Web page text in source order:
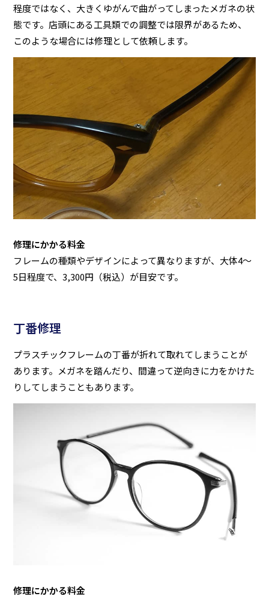
程度ではなく、大きくゆがんで曲がってしまったメガネの状
態です。店頭にある工具類での調整では限界があるため、
このような場合には修理として依頼します。
修理にかかる料金
フレームの種類やデザインによって異なりますが、大体4～
5日程度で、3,300円（税込）が目安です。
丁番修理
プラスチックフレームの丁番が折れて取れてしまうことが
あります。メガネを踏んだり、間違って逆向きに力をかけた
りしてしまうこともあります。
修理にかかる料金